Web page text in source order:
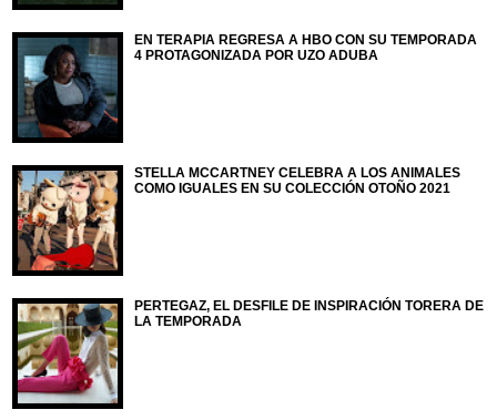
EN TERAPIA REGRESA A HBO CON SU TEMPORADA
4 PROTAGONIZADA POR UZO ADUBA
STELLA MCCARTNEY CELEBRA A LOS ANIMALES
COMO IGUALES EN SU COLECCIÓN OTOÑO 2021
PERTEGAZ, EL DESFILE DE INSPIRACIÓN TORERA DE
LA TEMPORADA